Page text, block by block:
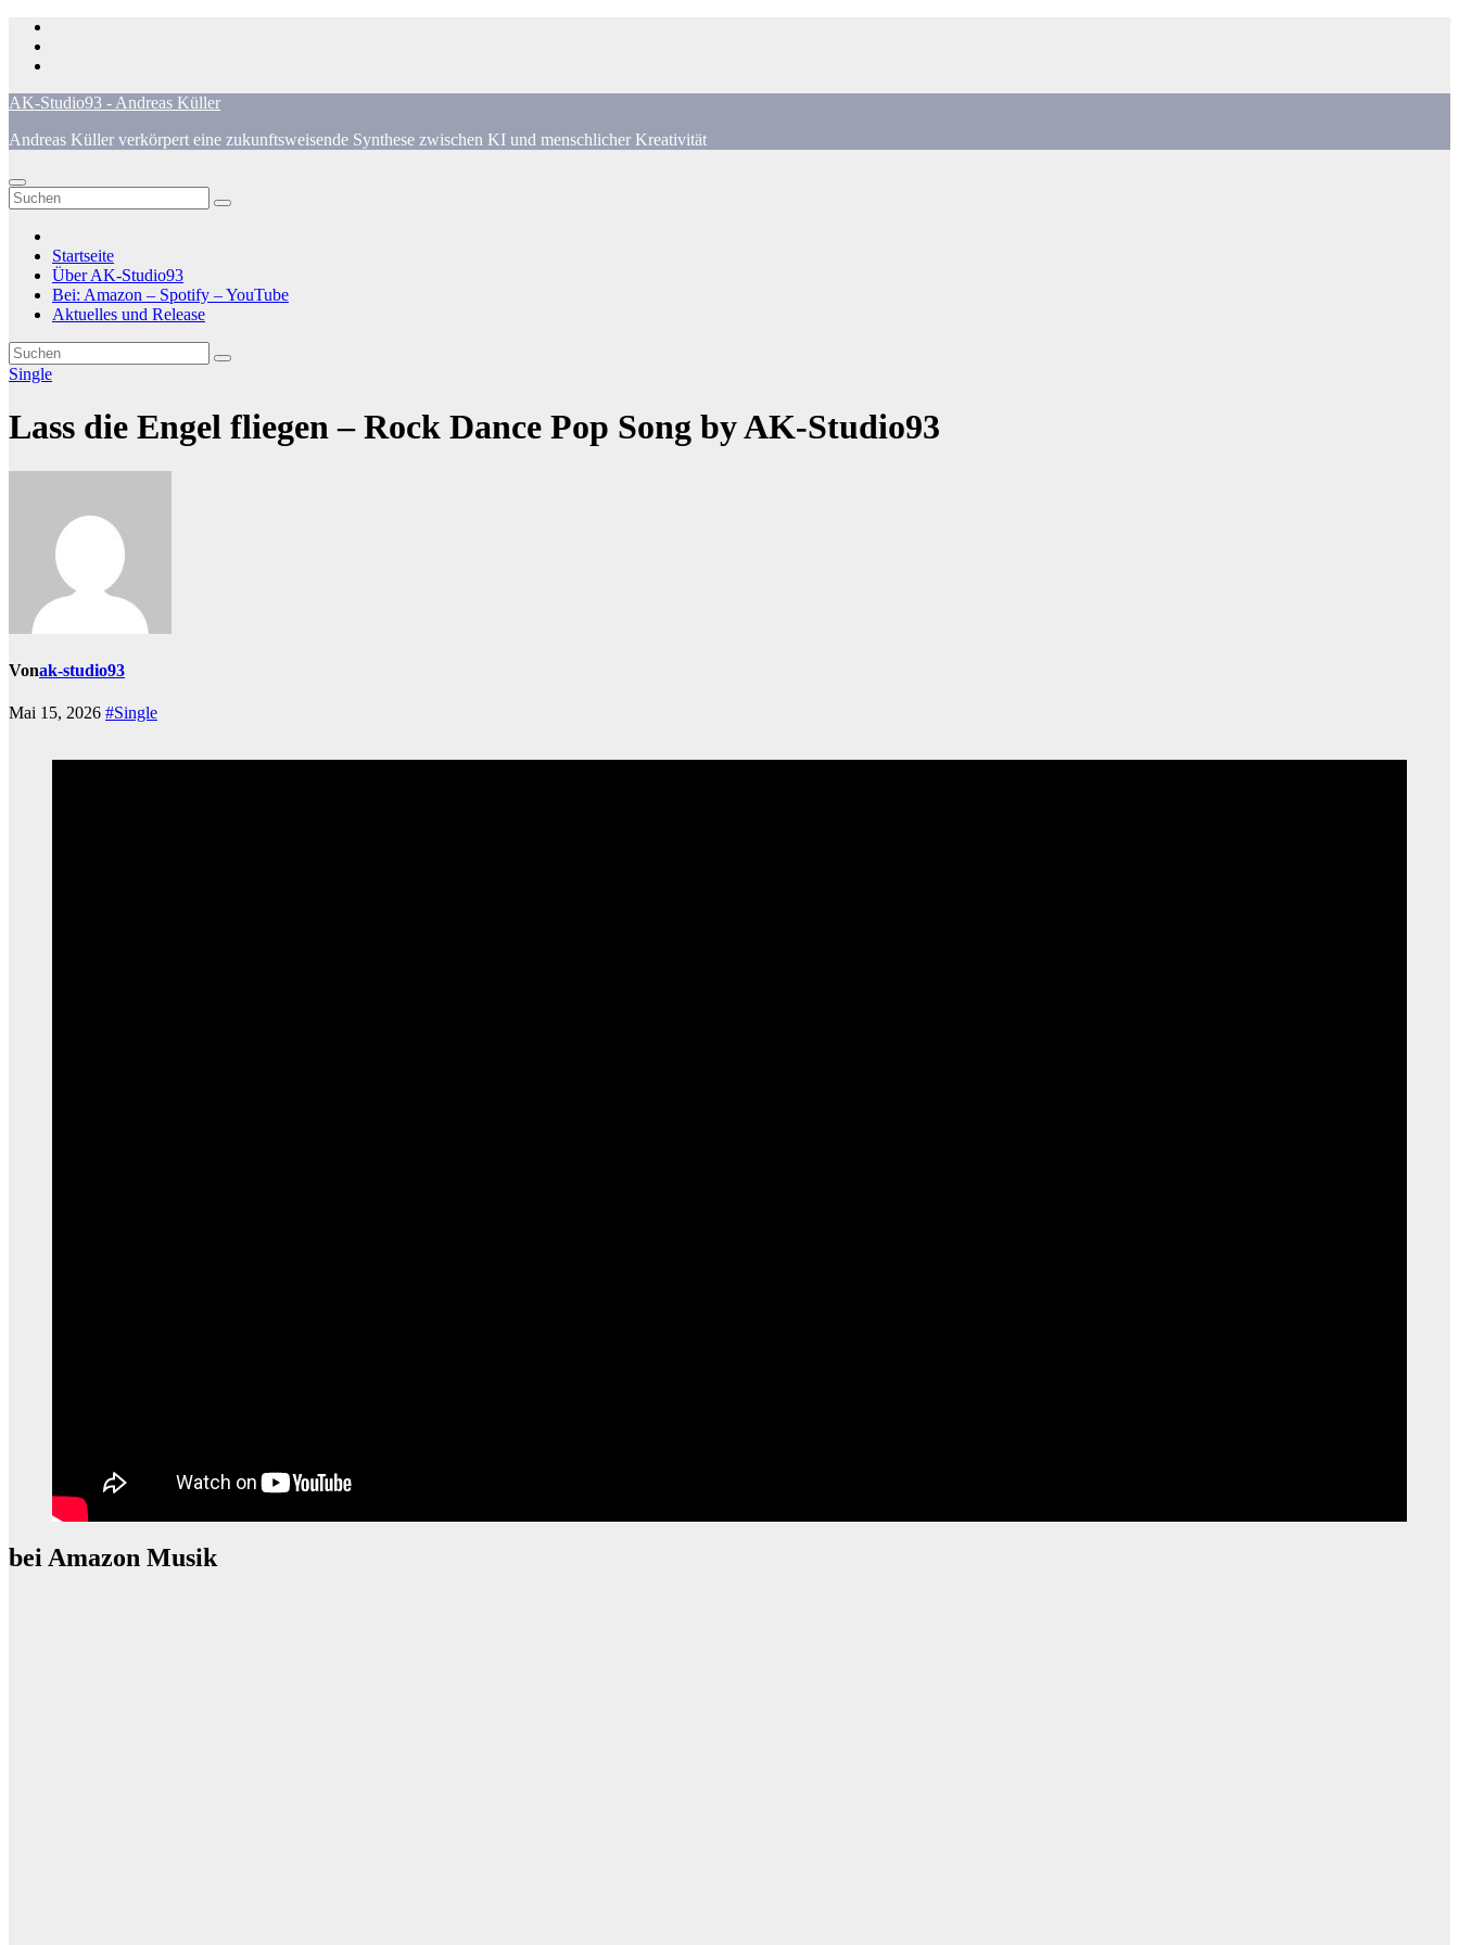
Zum
Inhalt
springen
AK-Studio93 - Andreas Küller
Andreas Küller verkörpert eine zukunftsweisende Synthese zwischen KI und menschlicher Kreativität
Startseite
Über AK-Studio93
Bei: Amazon – Spotify – YouTube
Aktuelles und Release
Single
Lass die Engel fliegen – Rock Dance Pop Song by AK-Studio93
Vonak-studio93
Mai 15, 2026 #Single
bei Amazon Musik